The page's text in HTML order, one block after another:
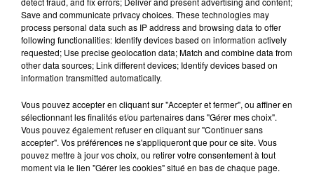
DERNIERS PODCASTS
24 juillet 2026
Les Zinformés - 24/07/26
Save and communicate privacy choices. These technologies may
process personal data such as IP address and browsing data to offer
following functionalities: Identify devices based on information actively
requested; Use precise geolocation data; Match and combine data from
other data sources; Link different devices; Identify devices based on
information transmitted automatically.
Vous pouvez accepter en cliquant sur "Accepter et fermer", ou affiner en
sélectionnant les finalités et/ou partenaires dans "Gérer mes choix".
Vous pouvez également refuser en cliquant sur "Continuer sans
accepter". Vos préférences ne s'appliqueront que pour ce site. Vous
pouvez mettre à jour vos choix, ou retirer votre consentement à tout
moment via le lien "Gérer les cookies" situé en bas de chaque page.